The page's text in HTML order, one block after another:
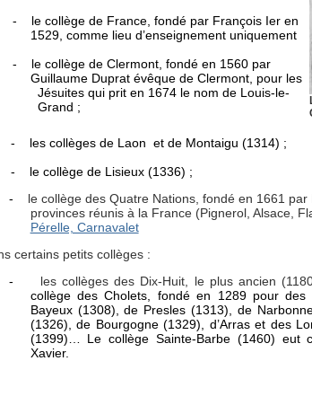
-
le collège de France, fondé par François Ier en
1529, comme lieu d’enseignement uniquement
-
le collège de Clermont, fondé en 1560 par
Guillaume Duprat évêque de Clermont, pour les
Jésuites qui prit en 1674 le nom de Louis-le-
Grand ;
-
les collèges de Laon et de Montaigu (1314) ;
-
le collège de Lisieux (1336) ;
-
le collège des Quatre Nations, fondé en 1661
provinces réunis à la France (Pignerol, Alsace,
Pérelle, Carnavalet
certains petits collèges :
-
les collèges des Dix-Huit, le plus ancien
collège des Cholets, fondé en 1289 pour
Bayeux (1308), de Presles (1313), de
(1326), de Bourgogne (1329), d’Arras et des
(1399)… Le collège Sainte-Barbe (1460) eut
Xavier.